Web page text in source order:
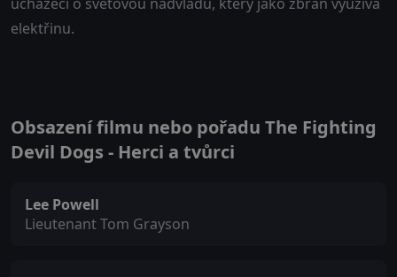
elektřinu.
Obsazení filmu nebo pořadu The Fighting
Devil Dogs - Herci a tvůrci
Lee Powell
Lieutenant Tom Grayson